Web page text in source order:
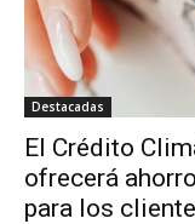
Destacadas
El Crédito
ofrecerá
para los